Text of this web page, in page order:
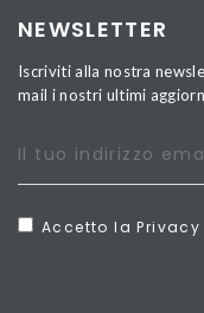
NEWSLETTER
Iscriviti alla nostra
mail i nostri ultimi
Accetto la Privacy